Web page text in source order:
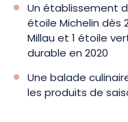
Un établissement
étoile Michelin dès
Millau et 1 étoile
durable en 2020
Une balade
les produits de